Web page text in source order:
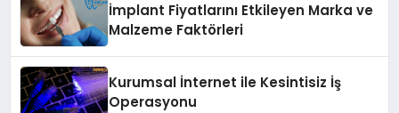
İmplant Fiyatlarını Etkileyen Marka ve
Malzeme Faktörleri
Kurumsal İnternet ile Kesintisiz İş
Operasyonu